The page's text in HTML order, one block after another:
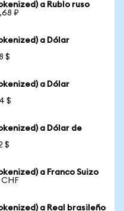
a Rublo ruso
₽
a Dólar
$
a Dólar
$
a Dólar de
$
a Franco Suizo
CHF
a Real brasileño